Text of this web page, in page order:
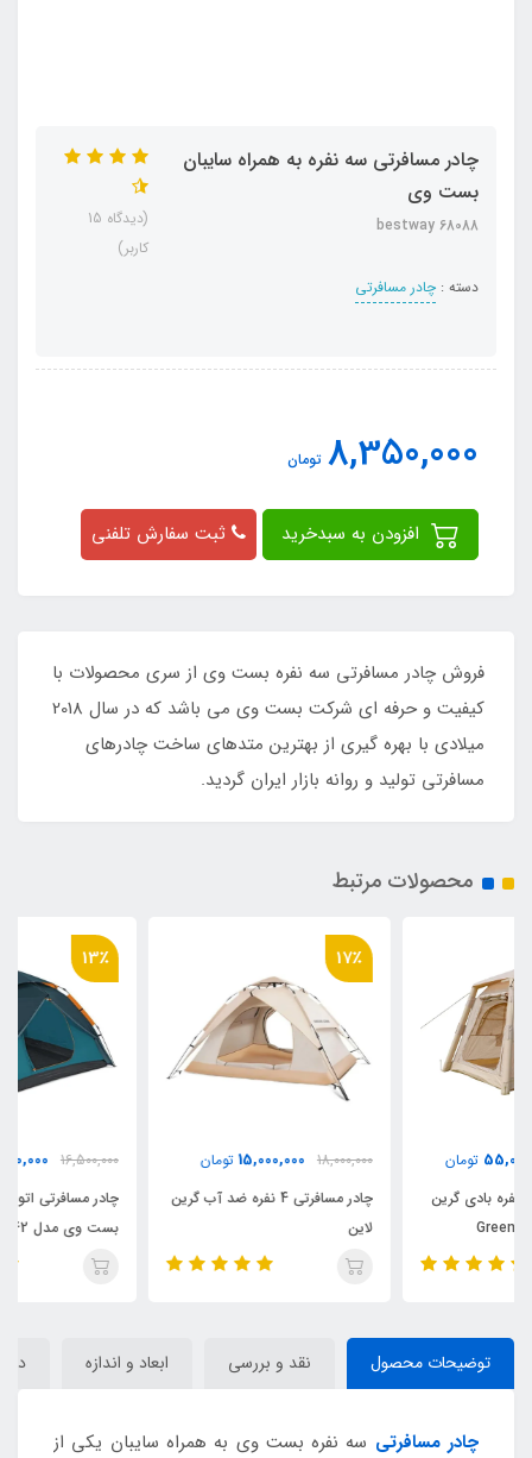
چادر مسافرتی سه نفره به همراه سایبان
بست وی
bestway 68088
دسته : چادر مسافرتی
(دیدگاه 15
کاربر)
8,350,000 تومان
ثبت سفارش تلفنی
فروش چادر مسافرتی سه نفره بست وی از سری محصولات با
کیفیت و حرفه ای شرکت بست وی می باشد که در سال 2018
میلادی با بهره گیری از بهترین متدهای ساخت چادرهای
مسافرتی تولید و روانه بازار ایران گردید.
محصولات مرتبط
18,000,000
15,000,000 تومان
چادر مسافرتی 4 نفره ضد آب گرین
لاین
16,500,000
14,500,000 تومان
چادر مسافرتی اتوماتیک 4 نفره
توضیحات محصول نقد و بررسی ابعاد و اندازه
چادر مسافرتی سه نفره بست وی به همراه سایبان یکی از